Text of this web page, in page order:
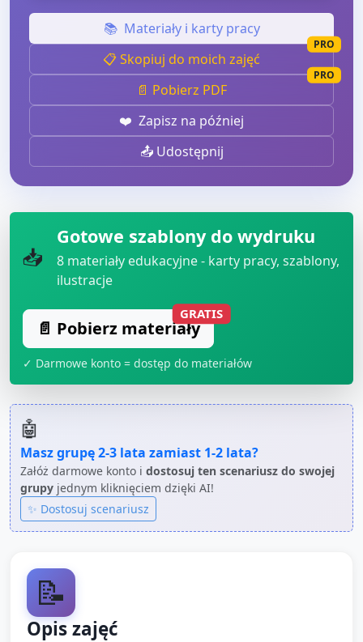
📚 Materiały i karty pracy
📋 Skopiuj do moich zajęć
PRO
📄 Pobierz PDF
PRO
❤️ Zapisz na później
📤 Udostępnij
📥
Gotowe szablony do wydruku
8 materiały edukacyjne - karty pracy, szablony,
ilustracje
📄 Pobierz materiały
GRATIS
✓ Darmowe konto = dostęp do materiałów
🤖
Masz grupę2-3 lata zamiast 1-2 lata?
Załóż darmowe konto i dostosuj ten scenariusz do swojej
grupy jednym kliknięciem dzięki AI!
✨ Dostosuj scenariusz
📝
Opis zajęć